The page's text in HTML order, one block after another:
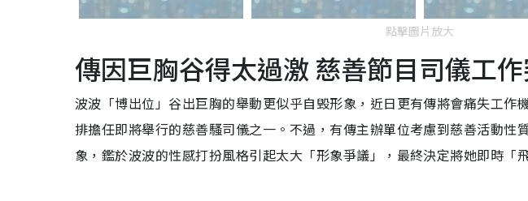
點擊圖片放大
傳因巨胸谷得太過激 慈善節目司儀工
波波「博出位」谷出巨胸的舉動更似乎自毁形象，近日更有傳將會痛失工作
排擔任即將舉行的慈善騷司儀之一。不過，有傳主辦單位考慮到慈善活動性
象，鑑於波波的性感打扮風格引起太大「形象爭議」，最終決定將她即時「